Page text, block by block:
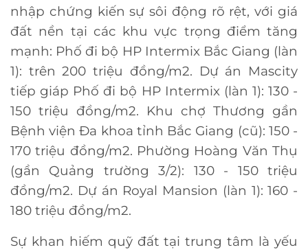
nhập chứng kiến sự sôi động rõ rệt, với giá
đất nền tại các khu vực trọng điểm tăng
mạnh: Phố đi bộ HP Intermix Bắc Giang (làn
1): trên 200 triệu đồng/m2. Dự án Mascity
tiếp giáp Phố đi bộ HP Intermix (làn 1): 130 -
150 triệu đồng/m2. Khu chợ Thương gần
Bệnh viện Đa khoa tỉnh Bắc Giang (cũ): 150 -
170 triệu đồng/m2. Phường Hoàng Văn Thụ
(gần Quảng trường 3/2): 130 - 150 triệu
đồng/m2. Dự án Royal Mansion (làn 1): 160 -
180 triệu đồng/m2.
Sự khan hiếm quỹ đất tại trung tâm là yếu